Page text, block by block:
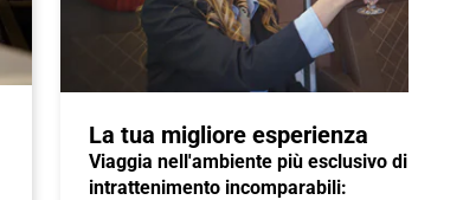
La tua migliore esperienza
Viaggia nell'ambiente più esclusivo di Italo
intrattenimento incomparabili: